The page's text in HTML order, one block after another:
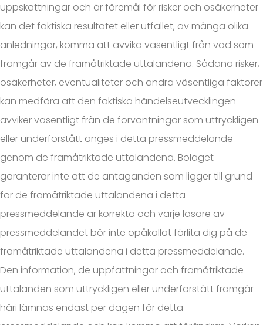
uppskattningar och är föremål för risker och osäkerheter
kan det faktiska resultatet eller utfallet, av många olika
anledningar, komma att avvika väsentligt från vad som
framgår av de framåtriktade uttalandena. Sådana risker,
osäkerheter, eventualiteter och andra väsentliga faktorer
kan medföra att den faktiska händelseutvecklingen
avviker väsentligt från de förväntningar som uttryckligen
eller underförstått anges i detta pressmeddelande
genom de framåtriktade uttalandena. Bolaget
garanterar inte att de antaganden som ligger till grund
för de framåtriktade uttalandena i detta
pressmeddelande är korrekta och varje läsare av
pressmeddelandet bör inte opåkallat förlita dig på de
framåtriktade uttalandena i detta pressmeddelande.
Den information, de uppfattningar och framåtriktade
uttalanden som uttryckligen eller underförstått framgår
häri lämnas endast per dagen för detta